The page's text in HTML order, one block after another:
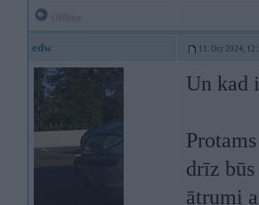
edw 11. Oct 2024,
Un kad
drīz
ātrumi